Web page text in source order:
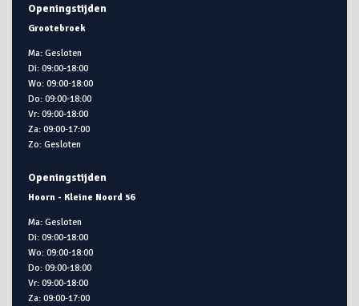
Openingstijden
Grootebroek
Ma: Gesloten
Di: 09:00-18:00
Wo: 09:00-18:00
Do: 09:00-18:00
Vr: 09:00-18:00
Za: 09:00-17:00
Zo: Gesloten
Openingstijden
Hoorn - Kleine Noord 56
Ma: Gesloten
Di: 09:00-18:00
Wo: 09:00-18:00
Do: 09:00-18:00
Vr: 09:00-18:00
Za: 09:00-17:00